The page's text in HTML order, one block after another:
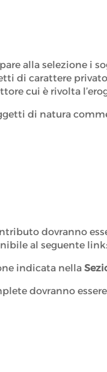
alla selezione i
di carattere
cui è rivolta
di natura
dovranno
al seguente
indicata nella
dovranno